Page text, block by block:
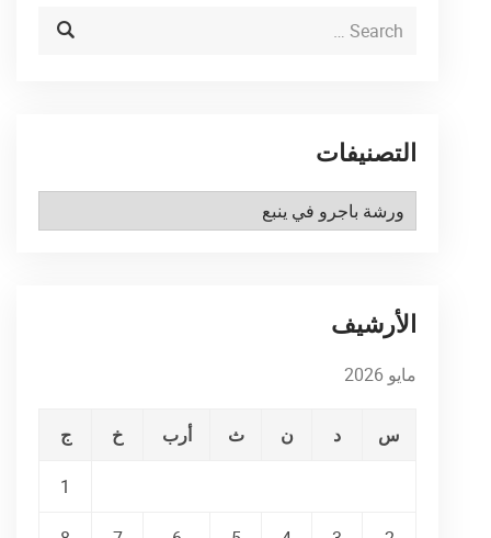
التصنيفات
التصنيفات
الأرشيف
مايو 2026
س د ن ث أرب خ ج
1